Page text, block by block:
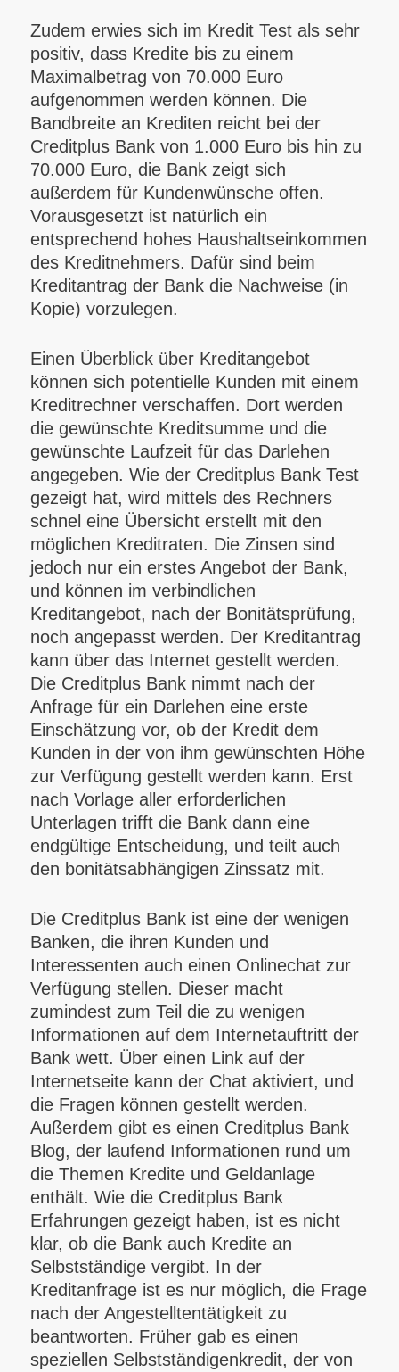
Zudem erwies sich im Kredit Test als sehr
positiv, dass Kredite bis zu einem
Maximalbetrag von 70.000 Euro
aufgenommen werden können. Die
Bandbreite an Krediten reicht bei der
Creditplus Bank von 1.000 Euro bis hin zu
70.000 Euro, die Bank zeigt sich
außerdem für Kundenwünsche offen.
Vorausgesetzt ist natürlich ein
entsprechend hohes Haushaltseinkommen
des Kreditnehmers. Dafür sind beim
Kreditantrag der Bank die Nachweise (in
Kopie) vorzulegen.
Einen Überblick über Kreditangebot
können sich potentielle Kunden mit einem
Kreditrechner verschaffen. Dort werden
die gewünschte Kreditsumme und die
gewünschte Laufzeit für das Darlehen
angegeben. Wie der Creditplus Bank Test
gezeigt hat, wird mittels des Rechners
schnel eine Übersicht erstellt mit den
möglichen Kreditraten. Die Zinsen sind
jedoch nur ein erstes Angebot der Bank,
und können im verbindlichen
Kreditangebot, nach der Bonitätsprüfung,
noch angepasst werden. Der Kreditantrag
kann über das Internet gestellt werden.
Die Creditplus Bank nimmt nach der
Anfrage für ein Darlehen eine erste
Einschätzung vor, ob der Kredit dem
Kunden in der von ihm gewünschten Höhe
zur Verfügung gestellt werden kann. Erst
nach Vorlage aller erforderlichen
Unterlagen trifft die Bank dann eine
endgültige Entscheidung, und teilt auch
den bonitätsabhängigen Zinssatz mit.
Die Creditplus Bank ist eine der wenigen
Banken, die ihren Kunden und
Interessenten auch einen Onlinechat zur
Verfügung stellen. Dieser macht
zumindest zum Teil die zu wenigen
Informationen auf dem Internetauftritt der
Bank wett. Über einen Link auf der
Internetseite kann der Chat aktiviert, und
die Fragen können gestellt werden.
Außerdem gibt es einen Creditplus Bank
Blog, der laufend Informationen rund um
die Themen Kredite und Geldanlage
enthält. Wie die Creditplus Bank
Erfahrungen gezeigt haben, ist es nicht
klar, ob die Bank auch Kredite an
Selbstständige vergibt. In der
Kreditanfrage ist es nur möglich, die Frage
nach der Angestelltentätigkeit zu
beantworten. Früher gab es einen
speziellen Selbstständigenkredit, der von